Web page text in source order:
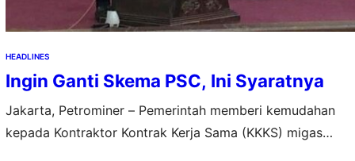
HEADLINES
Ingin Ganti Skema PSC, Ini Syaratnya
Jakarta, Petrominer – Pemerintah memberi kemudahan
kepada Kontraktor Kontrak Kerja Sama (KKKS) migas